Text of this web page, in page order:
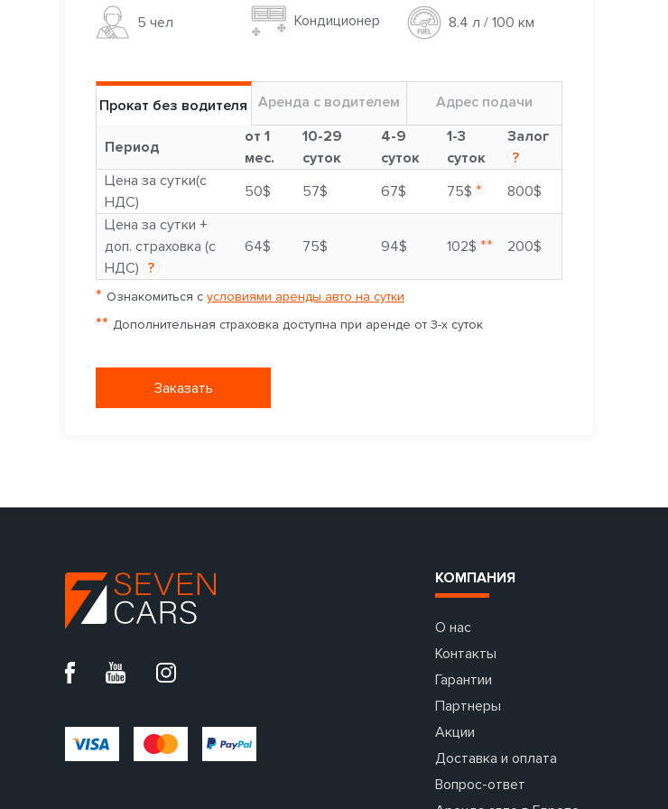
5 чел Кондиционер 8.4 л / 100 км
Прокат без водителя Аренда с водителем Адрес подачи
Период
от 1
мес.
10-29
суток
4-9
суток
1-3
суток
Залог
?
Цена за сутки(с
НДС)
50$ 57$ 67$ 75$ *
800$
Цена за сутки +
доп. страховка (с
НДС) ?
64$ 75$ 94$ 102$ ** 200$
* Ознакомиться с условиями аренды авто на сутки
** Дополнительная страховка доступна при аренде от 3-х суток
Заказать
КОМПАНИЯ
О нас
Контакты
Гарантии
Партнеры
Акции
Доставка и оплата
Вопрос-ответ